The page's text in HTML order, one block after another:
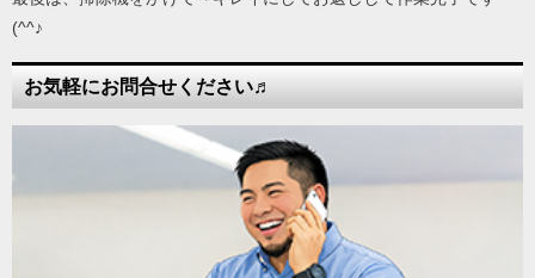
(^^♪
お気軽にお問合せください♬